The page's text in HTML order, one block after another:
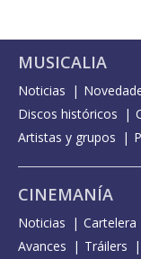
MUSICALIA
Noticias
Discos históricos
Artistas y grupos
CINEMANÍA
Noticias Cartelera
Avances
Tráilers